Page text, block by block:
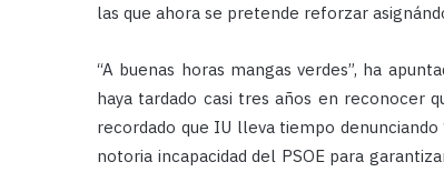
las que ahora se pretende reforzar
“A buenas horas mangas verdes”, ha
haya tardado casi tres años en reconocer
recordado que IU lleva tiempo denunciando
notoria incapacidad del PSOE para